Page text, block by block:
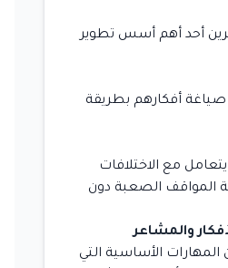
أحد أهم أسس تطوير
صياغة أفكارهم بطريقة
مع الاختلافات
المواقف الصعبة دون
والمشاعر
المهارات الأساسية التي